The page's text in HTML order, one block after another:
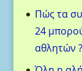
Πώς τα
24
αθλητών ?